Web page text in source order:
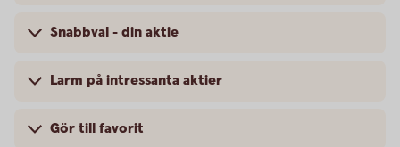
Snabbval - din aktie
Larm på intressanta aktier
Gör till favorit